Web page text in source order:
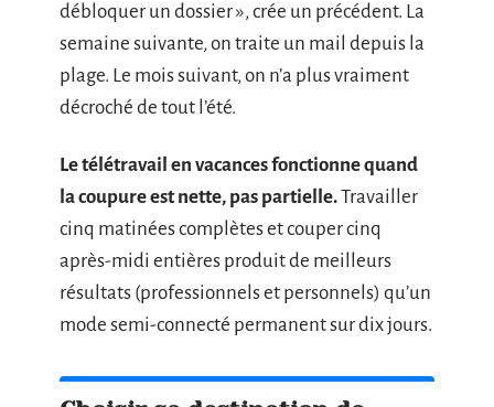
débloquer un dossier », crée un précédent. La
semaine suivante, on traite un mail depuis la
plage. Le mois suivant, on n’a plus vraiment
décroché de tout l’été.
Le télétravail en vacances fonctionne quand
la coupure est nette, pas partielle.Travailler
cinq matinées complètes et couper cinq
après-midi entières produit de meilleurs
résultats (professionnels et personnels) qu’un
mode semi-connecté permanent sur dix jours.